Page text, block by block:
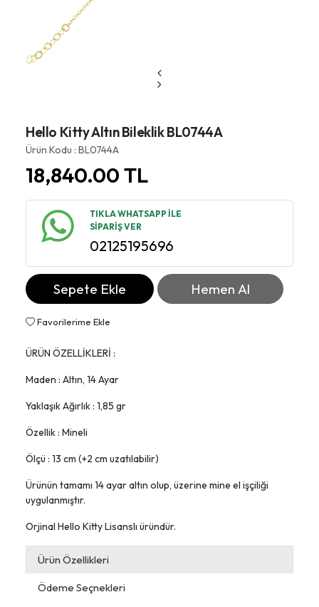
Hello Kitty Altın Bileklik BL0744A
Ürün Kodu : BL0744A
18,840.00TL
TIKLA WHATSAPP İLE
SİPARİŞ VER
02125195696
Sepete Ekle Hemen Al
Favorilerime Ekle
ÜRÜN ÖZELLİKLERİ :
Maden : Altın, 14 Ayar
Yaklaşık Ağırlık : 1,85 gr
Özellik : Mineli
Ölçü : 13 cm (+2 cm uzatılabilir)
Ürünün tamamı 14 ayar altın olup, üzerine mine el işçiliği
uygulanmıştır.
Orjinal Hello Kitty Lisanslı üründür.
Ürün Özellikleri
Ödeme Seçnekleri